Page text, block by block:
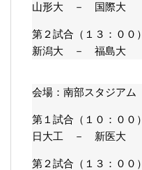
山形大 － 国際大
第２試合（１３：００）
新潟大 － 福島大
会場：南部スタジアム
第１試合（１０：００）
日大工 － 新医大
第２試合（１３：００）